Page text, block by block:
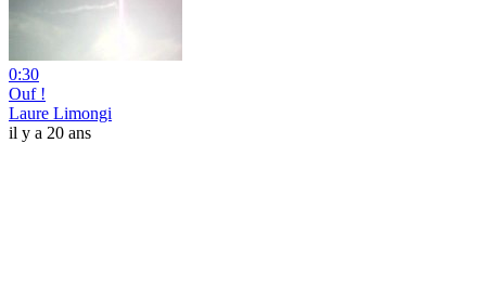
0:30
Ouf !
Laure Limongi
il y a 20 ans